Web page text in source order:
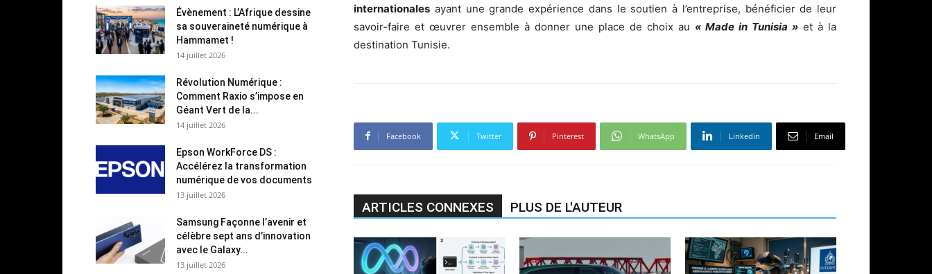
internationales ayant une grande expérience dans le soutien à l’entreprise, bénéficier de leur
savoir-faire et œuvrer ensemble à donner une place de choix au « Made in Tunisia » et à la
destination Tunisie.
Facebook Twitter Pinterest WhatsApp Linkedin Email
ARTICLES CONNEXES PLUS DE L'AUTEUR
Évènement : L’Afrique dessine
sa souveraineté numérique à
Hammamet !
14 juillet 2026
Révolution Numérique :
Comment Raxio s’impose en
Géant Vert de la...
14 juillet 2026
Epson WorkForce DS :
Accélérez la transformation
numérique de vos documents
13 juillet 2026
Samsung Façonne l’avenir et
célèbre sept ans d’innovation
avec le Galaxy...
13 juillet 2026